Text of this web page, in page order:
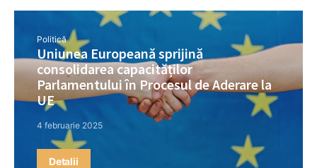
Politică
Uniunea Europeană sprijină
consolidarea capacităților
Parlamentului în Procesul de Aderare la
UE
4 februarie 2025
Detalii